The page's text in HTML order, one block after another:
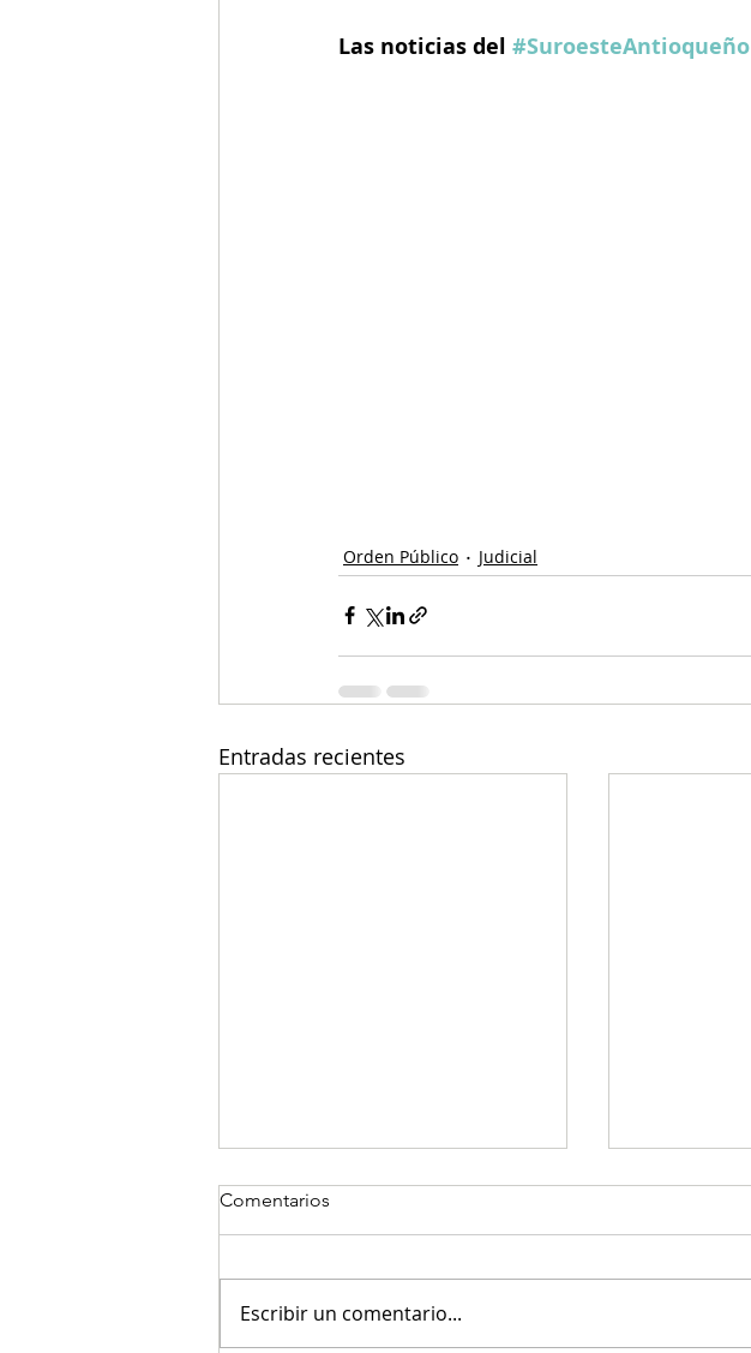
Las noticias del #SuroesteAntioqueño
Orden Público Judicial
Entradas recientes
Comentarios
Escribir un comentario...